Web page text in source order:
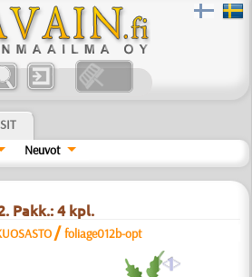
Neuvot
Pakk.: 4 kpl.
/foliage012b-opt
a